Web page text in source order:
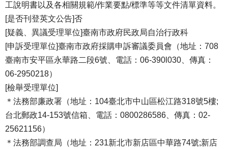
工說明書以及各相關規範/作業要點/標準等等文件清單資料。
[是否刊登英文公告]否
[疑義、異議受理單位]臺南市政府民政局自治行政科
[申訴受理單位]臺南市政府採購申訴審議委員會（地址：708
臺南市安平區永華路二段6號、電話：06-390l030、傳真：
06-2950218）
[檢舉受理單位]
＊法務部廉政署（地址：104臺北市中山區松江路318號5樓;
台北郵政14-153號信箱、電話：0800286586、傳真：02-
25621156）
＊法務部調查局（地址：231新北市新店區中華路74號;新店